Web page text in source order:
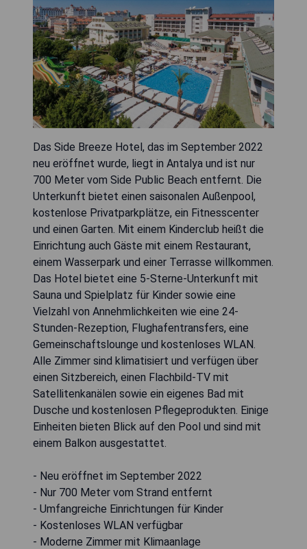
Das Side Breeze Hotel, das im September 2022
neu eröffnet wurde, liegt in Antalya und ist nur
700 Meter vom Side Public Beach entfernt. Die
Unterkunft bietet einen saisonalen Außenpool,
kostenlose Privatparkplätze, ein Fitnesscenter
und einen Garten. Mit einem Kinderclub heißt die
Einrichtung auch Gäste mit einem Restaurant,
einem Wasserpark und einer Terrasse willkommen.
Das Hotel bietet eine 5-Sterne-Unterkunft mit
Sauna und Spielplatz für Kinder sowie eine
Vielzahl von Annehmlichkeiten wie eine 24-
Stunden-Rezeption, Flughafentransfers, eine
Gemeinschaftslounge und kostenloses WLAN.
Alle Zimmer sind klimatisiert und verfügen über
einen Sitzbereich, einen Flachbild-TV mit
Satellitenkanälen sowie ein eigenes Bad mit
Dusche und kostenlosen Pflegeprodukten. Einige
Einheiten bieten Blick auf den Pool und sind mit
einem Balkon ausgestattet.
- Neu eröffnet im September 2022
- Nur 700 Meter vom Strand entfernt
- Umfangreiche Einrichtungen für Kinder
- Kostenloses WLAN verfügbar
- Moderne Zimmer mit Klimaanlage